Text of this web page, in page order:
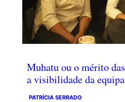
Muhatu ou o mérito
a visibilidade da
PATRÍCIA SERRADO